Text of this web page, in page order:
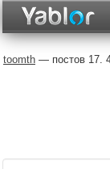
toomth — постов 17.